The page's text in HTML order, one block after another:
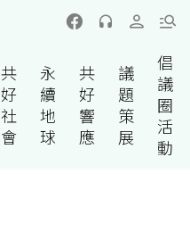
共
好
社
會
永
續
地
球
共
好
響
應
議
題
策
展
倡
議
圈
活
動